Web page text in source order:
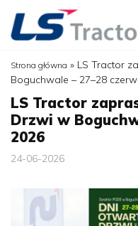
Strona główna » LS Tractor
Boguchwale – 27–28
LS Tractor
Drzwi w
2026
24-06-2026